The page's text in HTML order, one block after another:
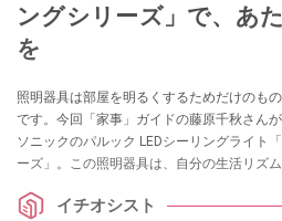
ングシリーズ」で、あ
を
照明器具は部屋を明るくするためだけのも
です。今回「家事」ガイドの藤原千秋さん
ソニックのパルック LEDシーリングライト
ーズ」。この照明器具は、自分の生活リズ
ュ通知が流れてきたりするなど、「光」と
イチオシスト